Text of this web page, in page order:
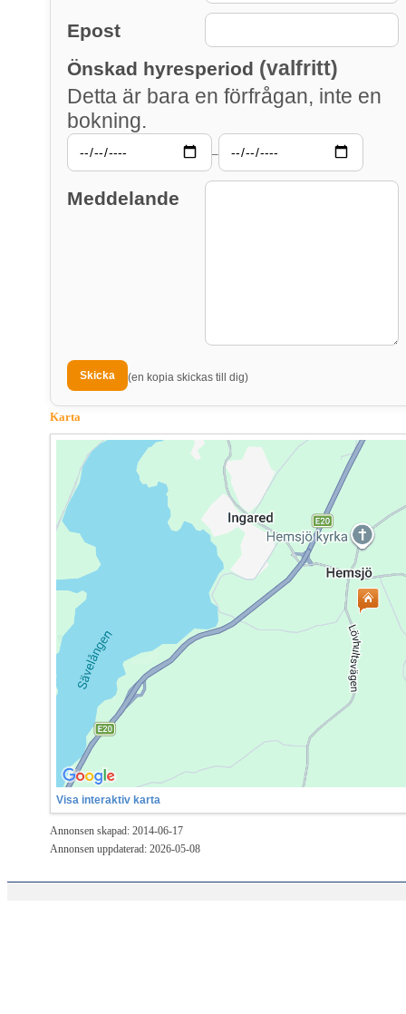
Epost
Önskad hyresperiod (valfritt)
Detta är bara en förfrågan, inte en
bokning.
–
Meddelande
(en kopia skickas till dig)
Karta
Visa interaktiv karta
Annonsen skapad: 2014-06-17
Annonsen uppdaterad: 2026-05-08